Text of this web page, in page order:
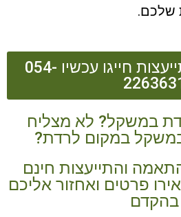
שלכם.
יש שאלות? להתייעצות חייגו עכשיו 054-
במשקל? לא מצליח
במקום לרדת?
והתייעצות חינם
פרטים ואחזור אליכם
בהקדם